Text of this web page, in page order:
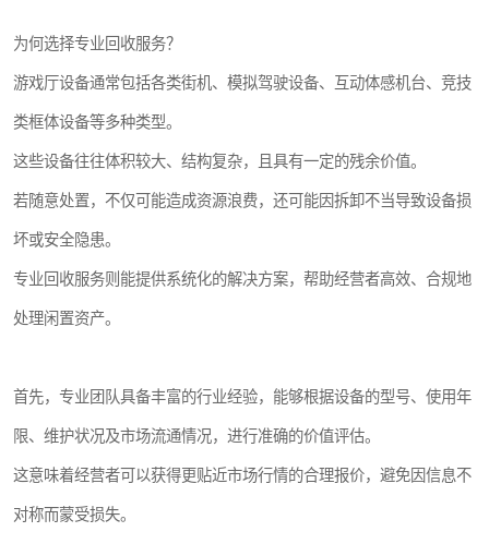
为何选择专业回收服务？
游戏厅设备通常包括各类街机、模拟驾驶设备、互动体感机台、竞技
类框体设备等多种类型。
这些设备往往体积较大、结构复杂，且具有一定的残余价值。
若随意处置，不仅可能造成资源浪费，还可能因拆卸不当导致设备损
坏或安全隐患。
专业回收服务则能提供系统化的解决方案，帮助经营者高效、合规地
处理闲置资产。
首先，专业团队具备丰富的行业经验，能够根据设备的型号、使用年
限、维护状况及市场流通情况，进行准确的价值评估。
这意味着经营者可以获得更贴近市场行情的合理报价，避免因信息不
对称而蒙受损失。